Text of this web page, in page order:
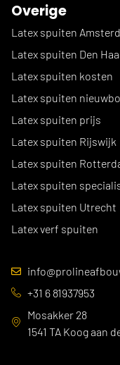
Overige
Latex spuiten
Latex spuiten Den
Latex spuiten kosten
Latex spuiten
Latex spuiten prijs
Latex spuiten Rijswijk
Latex spuiten
Latex spuiten
Latex spuiten Utrecht
Latex verf spuiten
+31 6 81937953
Mosakker 28
1541 TA Koog aan